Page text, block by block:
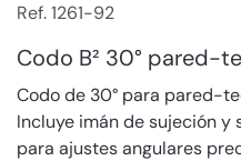
Ref. 1261-92
Codo B² 30° pared-
Codo de 30° para pared-
Incluye imán de sujeción y
para ajustes angulares